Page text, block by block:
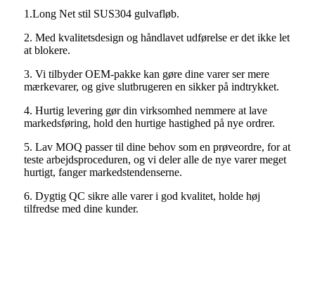
1.Long Net stil SUS304 gulvafløb.
2. Med kvalitetsdesign og håndlavet udførelse er det ikke let
at blokere.
3. Vi tilbyder OEM-pakke kan gøre dine varer ser mere
mærkevarer, og give slutbrugeren en sikker på indtrykket.
4. Hurtig levering gør din virksomhed nemmere at lave
markedsføring, hold den hurtige hastighed på nye ordrer.
5. Lav MOQ passer til dine behov som en prøveordre, for at
teste arbejdsproceduren, og vi deler alle de nye varer meget
hurtigt, fanger markedstendenserne.
6. Dygtig QC sikre alle varer i god kvalitet, holde høj
tilfredse med dine kunder.